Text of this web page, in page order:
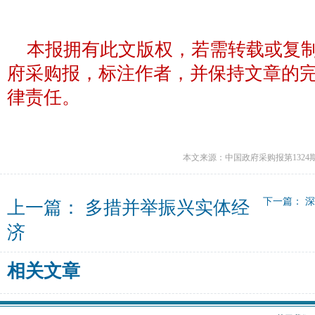
本报拥有此文版权，若需转载或复
府采购报，标注作者，并保持文章的
律责任。
本文来源：中国政府采购报第1324
下一篇：
上一篇： 多措并举振兴实体经
济
相关文章